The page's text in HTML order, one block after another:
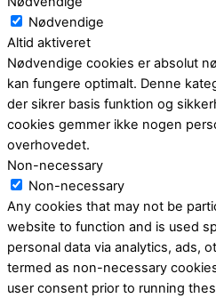
Nødvendige
Altid aktiveret
Nødvendige cookies er absolut
kan fungere optimalt. Denne
der sikrer basis funktion og
cookies gemmer ikke nogen
overhovedet.
Non-necessary
Non-necessary
Any cookies that may not be
website to function and is used
personal data via analytics, ads,
termed as non-necessary
user consent prior to running